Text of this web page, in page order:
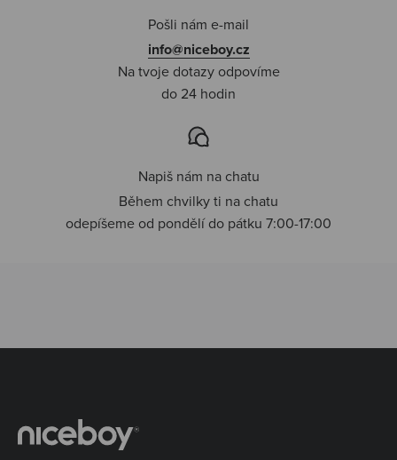
Pošli nám e-mail
info@niceboy.cz
Na tvoje dotazy odpovíme
do 24 hodin
Napiš nám na chatu
Během chvilky ti na chatu
odepíšeme od pondělí do pátku 7:00-17:00